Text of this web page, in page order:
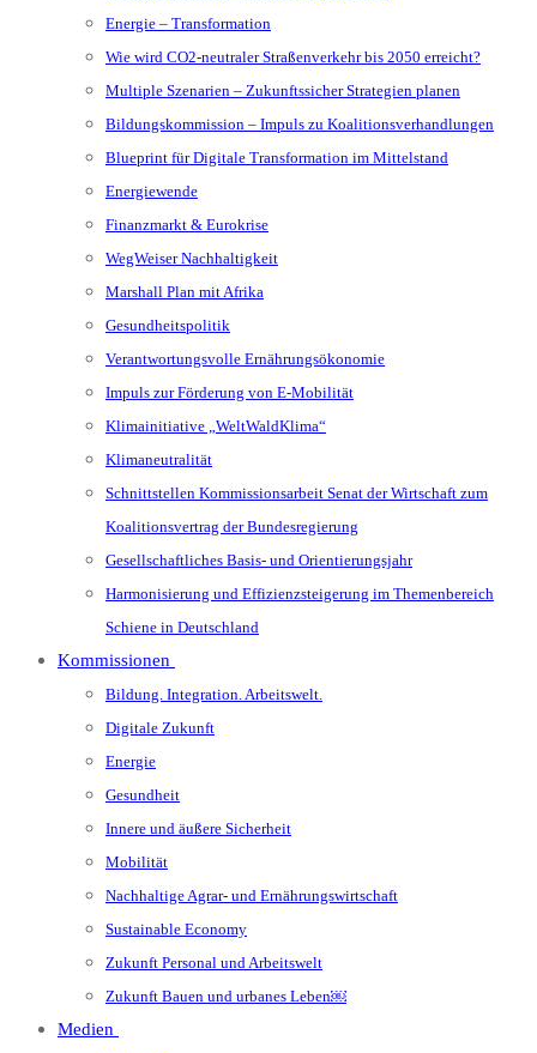
Energie – Transformation
Wie wird CO2-neutraler Straßenverkehr bis 2050 erreicht?
Multiple Szenarien – Zukunftssicher Strategien planen
Bildungskommission – Impuls zu Koalitionsverhandlungen
Blueprint für Digitale Transformation im Mittelstand
Energiewende
Finanzmarkt & Eurokrise
WegWeiser Nachhaltigkeit
Marshall Plan mit Afrika
Gesundheitspolitik
Verantwortungsvolle Ernährungsökonomie
Impuls zur Förderung von E-Mobilität
Klimainitiative „WeltWaldKlima“
Klimaneutralität
Schnittstellen Kommissionsarbeit Senat der Wirtschaft zum
Koalitionsvertrag der Bundesregierung
Gesellschaftliches Basis- und Orientierungsjahr
Harmonisierung und Effizienzsteigerung im Themenbereich
Schiene in Deutschland
Kommissionen
Bildung. Integration. Arbeitswelt.
Digitale Zukunft
Energie
Gesundheit
Innere und äußere Sicherheit
Mobilität
Nachhaltige Agrar- und Ernährungswirtschaft
Sustainable Economy
Zukunft Personal und Arbeitswelt
Zukunft Bauen und urbanes Leben￼
Medien